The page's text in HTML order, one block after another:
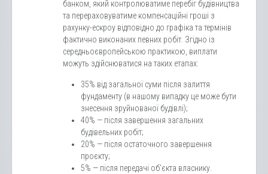
банком, який контролюватиме перебіг будівництва
та перераховуватиме компенсаційні гроші з
рахунку-ескроу відповідно до графіка та термінів
фактично виконаних певних робіт. Згідно із
середньоєвропейською практикою, виплати
можуть здійснюватися на таких етапах:
35% від загальної суми після залиття
фундаменту (в нашому випадку це може бути
знесення зруйнованої будівлі);
40% — після завершення загальних
будівельних робіт;
20% — після остаточного завершення
проєкту;
5% — після передачі об’єкта власнику.